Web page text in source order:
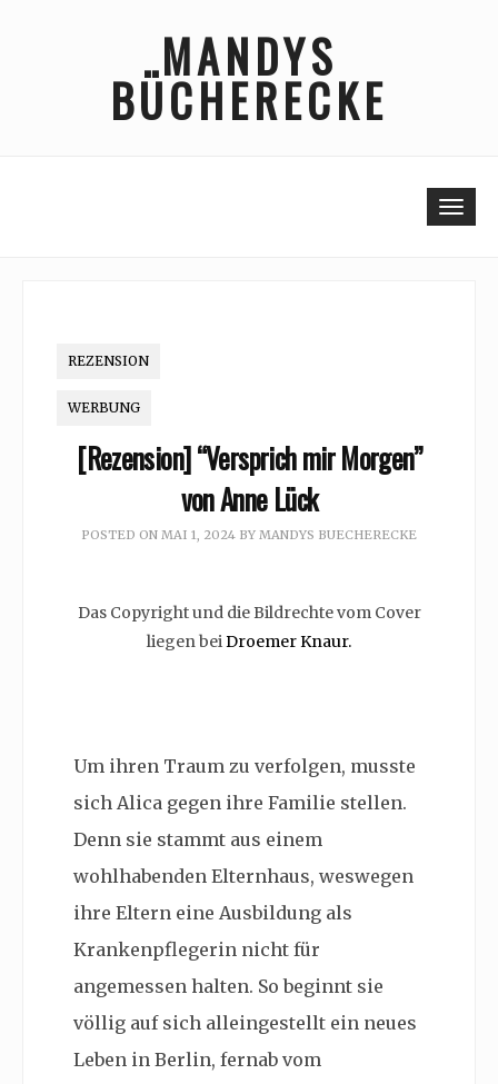
MANDYS
BÜCHERECKE
REZENSION
WERBUNG
[Rezension] “Versprich mir Morgen”
von Anne Lück
POSTED ON MAI 1, 2024 BY MANDYS BUECHERECKE
Das Copyright und die Bildrechte vom Cover
liegen beiDroemer Knaur.
Um ihren Traum zu verfolgen, musste
sich Alica gegen ihre Familie stellen.
Denn sie stammt aus einem
wohlhabenden Elternhaus, weswegen
ihre Eltern eine Ausbildung als
Krankenpflegerin nicht für
angemessen halten. So beginnt sie
völlig auf sich alleingestellt ein neues
Leben in Berlin, fernab vom